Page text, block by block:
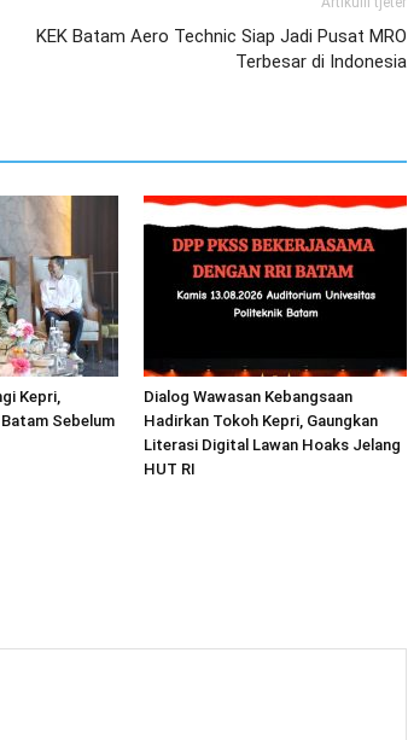
KEK Batam Aero Technic Siap Jadi Pusat MRO
Terbesar di Indonesia
Kepri,
Sebelum
Dialog Wawasan Kebangsaan
Hadirkan Tokoh Kepri, Gaungkan
Literasi Digital Lawan Hoaks Jelang
HUT RI